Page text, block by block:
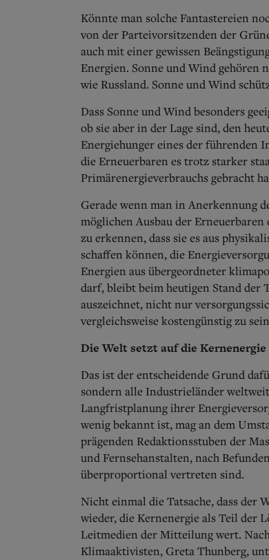
Könnte man solche Fantastereien
von der Parteivorsitzenden der
auch mit einer gewissen
Energien. Sonne und Wind gehören
wie Russland. Sonne und Wind
Dass Sonne und Wind besonders
ob sie aber in der Lage sind, den
Energiehunger eines der führenden
die Erneuerbaren es trotz starker
Primärenergieverbrauchs gebracht
Gerade wenn man in Anerkennung
möglichen Ausbau der
zu erkennen, dass sie es aus
schaffen können, die
Energien aus übergeordneter
darf, bleibt beim heutigen Stand der
auszeichnet, nicht nur
vergleichsweise kostengünstig zu
Die Welt setzt auf die Kernenergie
Das ist der entscheidende Grund
sondern alle Indus­trieländer
Langfristplanung ihrer
wenig bekannt ist, mag an dem
prägenden Redaktionsstuben der
und Fernsehanstalten, nach
überproportional vertreten sind.
Nicht einmal die Tatsache, dass der
wieder, die Kernenergie als Teil der
Leitmedien der Mitteilung wert.
Klimaaktivisten, Greta Thunberg,